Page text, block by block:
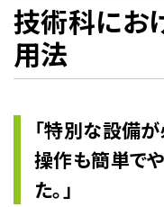
技術科にお
用法
「特別な設備が
操作も簡単で
た。」